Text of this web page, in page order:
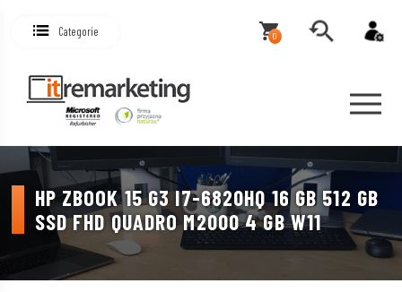
Categorie 0
HP ZBOOK 15 G3 I7-6820HQ 16 GB 512 GB
SSD FHD QUADRO M2000 4 GB W11